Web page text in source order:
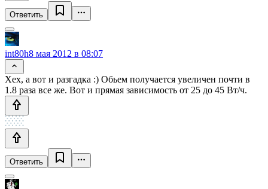
Ответить
int80h8 мая 2012 в 08:07
Хех, а вот и разгадка :) Обьем получается увеличен почти в
1.8 раза все же. Вот и прямая зависимость от 25 до 45 Вт/ч.
Ответить